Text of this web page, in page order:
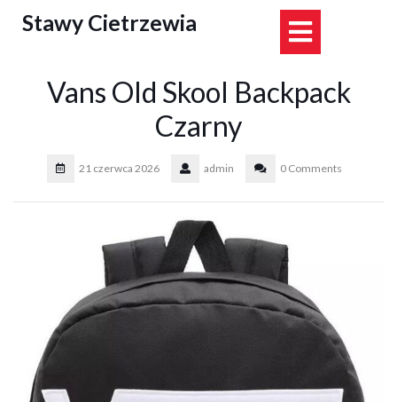
Stawy Cietrzewia
Vans Old Skool Backpack
Czarny
21 czerwca 2026 admin 0 Comments